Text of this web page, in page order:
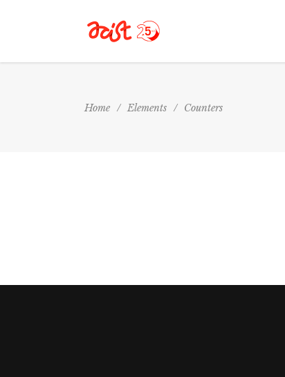
Home / Elements / Counters